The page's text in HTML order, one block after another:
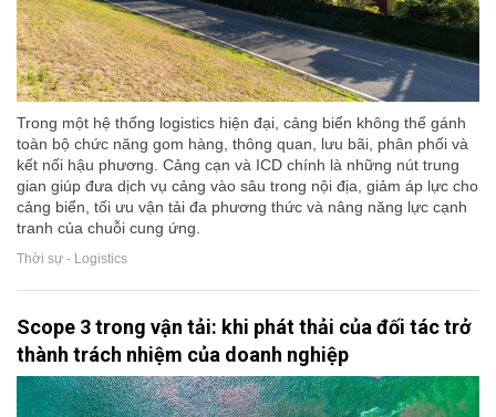
Trong một hệ thống logistics hiện đại, cảng biển không thể gánh
toàn bộ chức năng gom hàng, thông quan, lưu bãi, phân phối và
kết nối hậu phương. Cảng cạn và ICD chính là những nút trung
gian giúp đưa dịch vụ cảng vào sâu trong nội địa, giảm áp lực cho
cảng biển, tối ưu vận tải đa phương thức và nâng năng lực cạnh
tranh của chuỗi cung ứng.
Thời sự - Logistics
Scope 3 trong vận tải: khi phát thải của đối tác trở
thành trách nhiệm của doanh nghiệp